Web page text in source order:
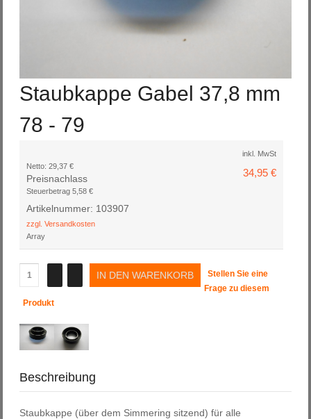
Staubkappe Gabel 37,8 mm
78 - 79
inkl. MwSt
34,95 €
Netto: 29,37 €
Preisnachlass
Steuerbetrag 5,58 €
Artikelnummer: 103907
zzgl. Versandkosten
Array
Stellen Sie eine
Frage zu diesem
Produkt
Beschreibung
Staubkappe (über dem Simmering sitzend) für alle